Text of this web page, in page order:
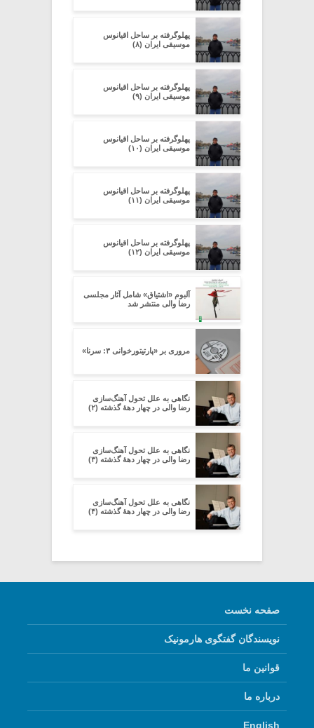
پهلوگرفته بر ساحل اقیانوس
موسیقی ایران (۸)
پهلوگرفته بر ساحل اقیانوس
موسیقی ایران (۹)
پهلوگرفته بر ساحل اقیانوس
موسیقی ایران (۱۰)
پهلوگرفته بر ساحل اقیانوس
موسیقی ایران (۱۱)
پهلوگرفته بر ساحل اقیانوس
موسیقی ایران (۱۲)
آلبوم «اشتیاق» شامل آثار مجلسی
رضا والی منتشر شد
مروری بر «پارتیتورخوانی ۳: سرنا»
نگاهی به علل تحول آهنگ‌سازی
رضا والی در چهار دهۀ گذشته (۲)
نگاهی به علل تحول آهنگ‌سازی
رضا والی در چهار دهۀ گذشته (۳)
نگاهی به علل تحول آهنگ‌سازی
رضا والی در چهار دهۀ گذشته (۴)
صفحه نخست
نویسندگان گفتگوی هارمونیک
قوانین ما
درباره ما
English